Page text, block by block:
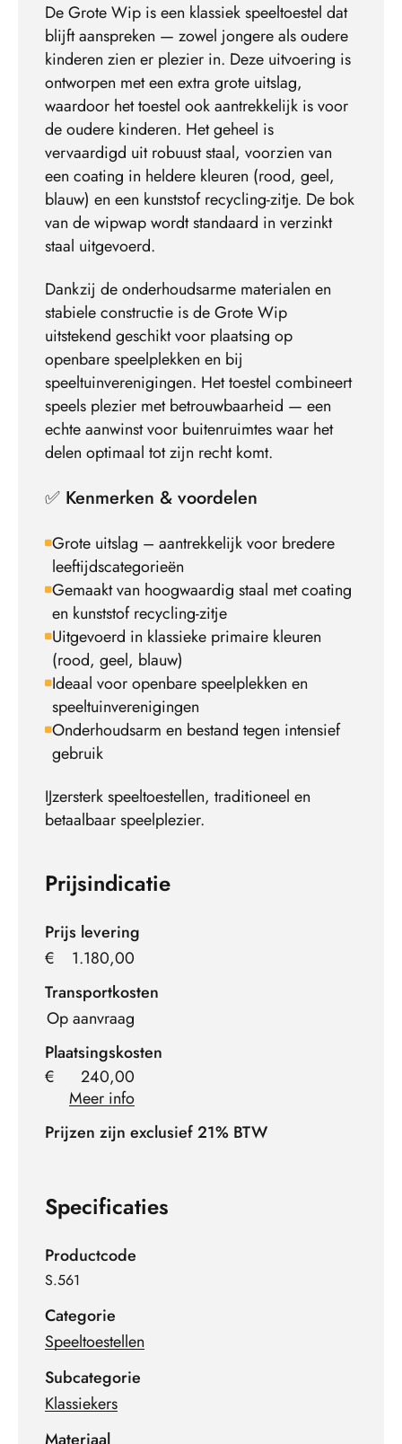
De Grote Wip is een klassiek speeltoestel dat
blijft aanspreken — zowel jongere als oudere
kinderen zien er plezier in. Deze uitvoering is
ontworpen met een extra grote uitslag,
waardoor het toestel ook aantrekkelijk is voor
de oudere kinderen. Het geheel is
vervaardigd uit robuust staal, voorzien van
een coating in heldere kleuren (rood, geel,
blauw) en een kunststof recycling-zitje. De bok
van de wipwap wordt standaard in verzinkt
staal uitgevoerd.
Dankzij de onderhoudsarme materialen en
stabiele constructie is de Grote Wip
uitstekend geschikt voor plaatsing op
openbare speelplekken en bij
speeltuinverenigingen. Het toestel combineert
speels plezier met betrouwbaarheid — een
echte aanwinst voor buitenruimtes waar het
delen optimaal tot zijn recht komt.
✅ Kenmerken & voordelen
Grote uitslag – aantrekkelijk voor bredere
leeftijdscategorieën
Gemaakt van hoogwaardig staal met coating
en kunststof recycling-zitje
Uitgevoerd in klassieke primaire kleuren
(rood, geel, blauw)
Ideaal voor openbare speelplekken en
speeltuinverenigingen
Onderhoudsarm en bestand tegen intensief
gebruik
IJzersterk speeltoestellen, traditioneel en
betaalbaar speelplezier.
Prijsindicatie
Prijs levering
€
1.180,00
Transportkosten
Op aanvraag
Plaatsingskosten
€
240,00
Meer info
Prijzen zijn exclusief 21% BTW
Specificaties
Productcode
S.561
Categorie
Speeltoestellen
Subcategorie
Klassiekers